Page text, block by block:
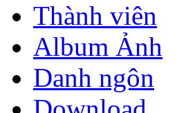
Thành viên
Album Ảnh
Danh ngôn